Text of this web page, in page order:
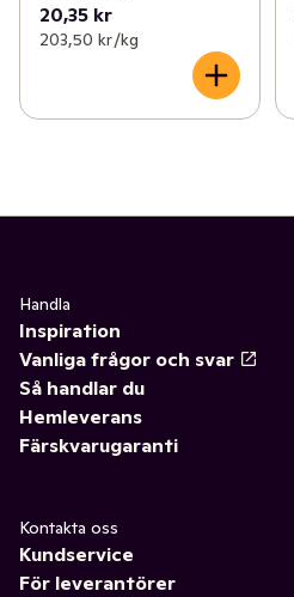
20,35 kr
203,50 kr /kg
Handla
Inspiration
Vanliga frågor och svar
Så handlar du
Hemleverans
Färskvarugaranti
Kontakta oss
Kundservice
För leverantörer